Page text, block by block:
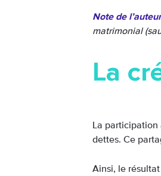
Note de
matrimonial
La
La participation
dettes. Ce
Ainsi, le